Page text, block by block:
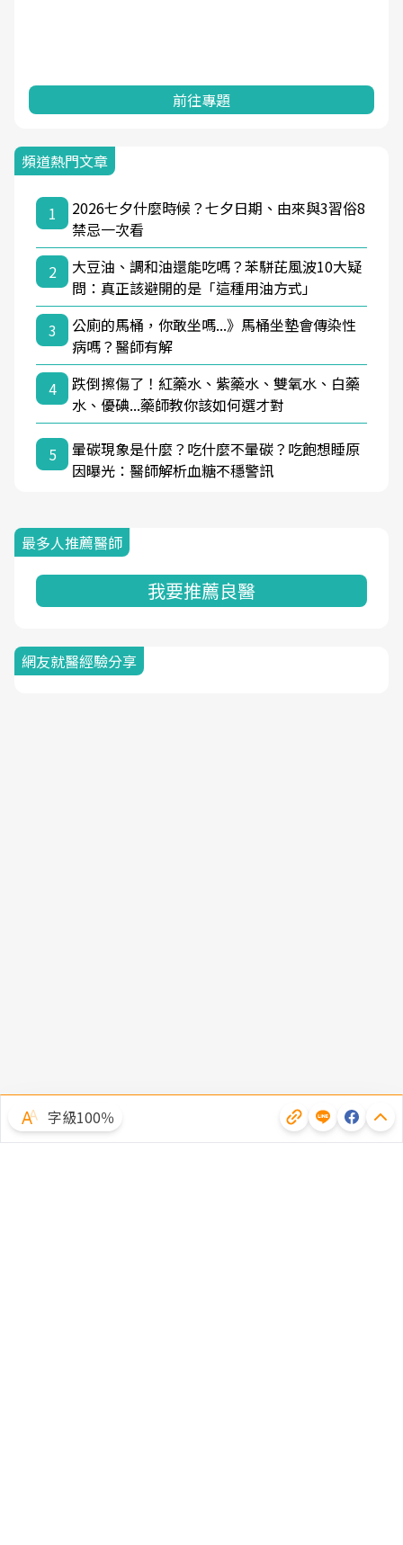
前往專題
頻道熱門文章
1
2026七夕什麼時候？七夕日期、由來與3習俗8
禁忌一次看
2
大豆油、調和油還能吃嗎？苯駢芘風波10大疑
問：真正該避開的是「這種用油方式」
3
公廁的馬桶，你敢坐嗎...》馬桶坐墊會傳染性
病嗎？醫師有解
4
跌倒擦傷了！紅藥水、紫藥水、雙氧水、白藥
水、優碘...藥師教你該如何選才對
5
暈碳現象是什麼？吃什麼不暈碳？吃飽想睡原
因曝光：醫師解析血糖不穩警訊
最多人推薦醫師
我要推薦良醫
網友就醫經驗分享
字級100％